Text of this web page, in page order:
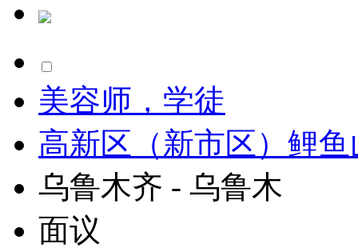
美容师，学徒
高新区（新市区）鲤
乌鲁木齐 - 乌鲁木
面议